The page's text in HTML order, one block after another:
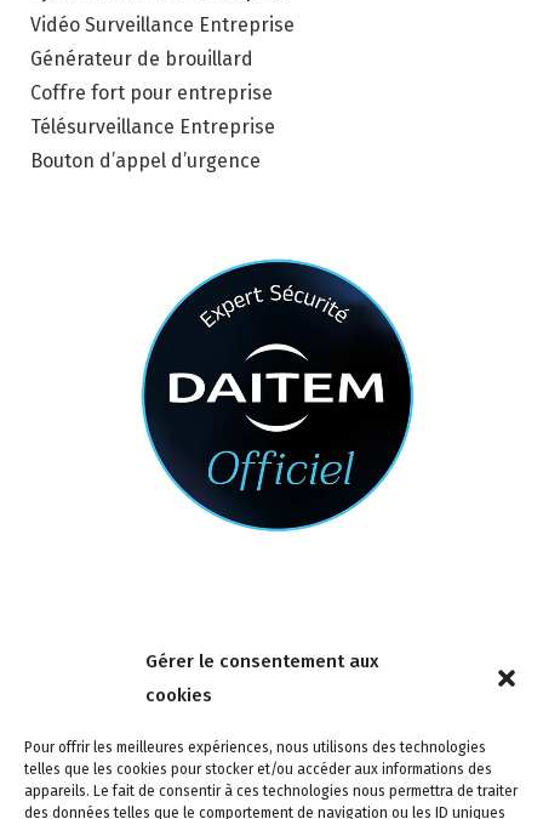
Gérer le consentement aux
cookies
Pour offrir les meilleures expériences, nous utilisons des technologies
telles que les cookies pour stocker et/ou accéder aux informations des
appareils. Le fait de consentir à ces technologies nous permettra de traiter
des données telles que le comportement de navigation ou les ID uniques
Vidéo Surveillance Entreprise
Générateur de brouillard
Coffre fort pour entreprise
Télésurveillance Entreprise
Bouton d’appel d’urgence
4 rue de la Tour 85150 Les Achards